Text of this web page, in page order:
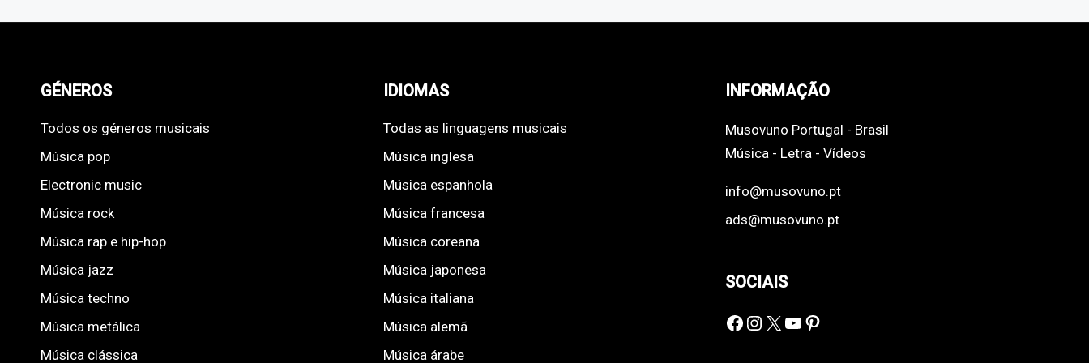
GÉNEROS
Todos os géneros musicais
Música pop
Electronic music
Música rock
Música rap e hip-hop
Música jazz
Música techno
Música metálica
Música clássica
IDIOMAS
Todas as linguagens musicais
Música inglesa
Música espanhola
Música francesa
Música coreana
Música japonesa
Música italiana
Música alemã
Música árabe
INFORMAÇÃO
Musovuno Portugal - Brasil
Música - Letra - Vídeos
info@musovuno.pt
ads@musovuno.pt
SOCIAIS
Facebook
Instagram
X YouTube
Pinterest